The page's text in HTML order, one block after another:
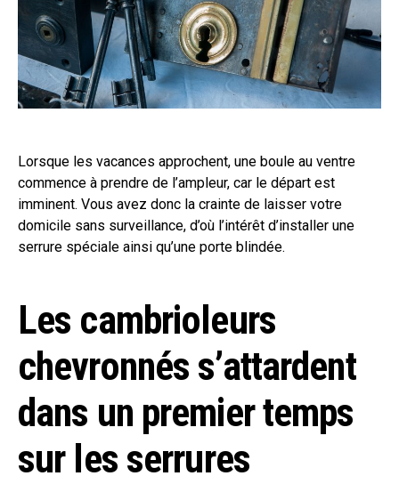
Lorsque les vacances approchent, une boule au ventre
commence à prendre de l’ampleur, car le départ est
imminent. Vous avez donc la crainte de laisser votre
domicile sans surveillance, d’où l’intérêt d’installer une
serrure spéciale ainsi qu’une porte blindée.
Les cambrioleurs
chevronnés s’attardent
dans un premier temps
sur les serrures